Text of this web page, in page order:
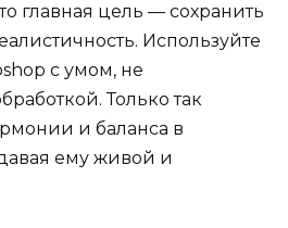
главная цель — сохранить
Используйте
с умом, не
Только так
и баланса в
ему живой и